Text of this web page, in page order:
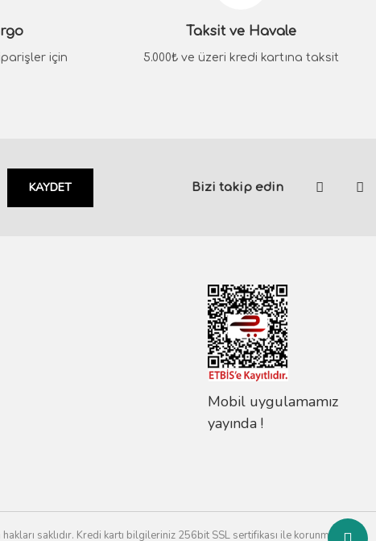
için
Taksit ve Havale
5.000₺ ve üzeri kredi kartına taksit
KAYDET Bizi takip edin
Mobil uygulamamız
yayında !
saklıdır. Kredi kartı bilgileriniz 256bit SSL sertifikası ile korunmaktadır.